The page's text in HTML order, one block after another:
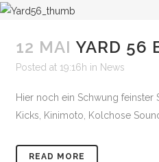
12 MAI YARD 56
Posted at 19:16h in News
Hier noch ein Schwung feinster
Kicks, Kinimoto, Kolchose
READ MORE